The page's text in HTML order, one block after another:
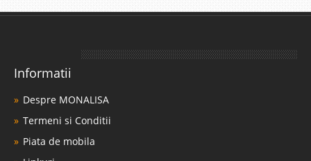
Informatii
Despre MONALISA
Termeni si Conditii
Piata de mobila